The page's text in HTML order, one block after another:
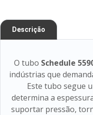
Descrição
O tubo Schedule
indústrias que
Este tubo segue
determina a
suportar pressão,